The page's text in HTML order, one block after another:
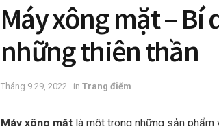
Máy xông mặt – Bí
những thiên thần
Tháng 9 29, 2022 in Trang điểm
Máy xông mặt là một trong những sản phẩm